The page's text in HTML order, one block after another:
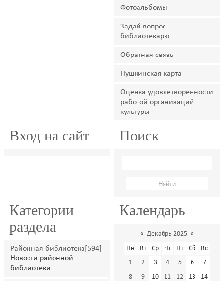
Фотоальбомы
Задай вопрос
библиотекарю
Обратная связь
Пушкинская карта
Оценка удовлетворенности
работой организаций
культуры
Вход на сайт Поиск
Категории
раздела
Районная библиотека [594]
Новости районной
библиотеки
Календарь
« Декабрь 2025 »
Пн
Вт Ср Чт Пт Сб
Вс
1
2 3 4 5 6
7
8
9 10 11 12 13
14